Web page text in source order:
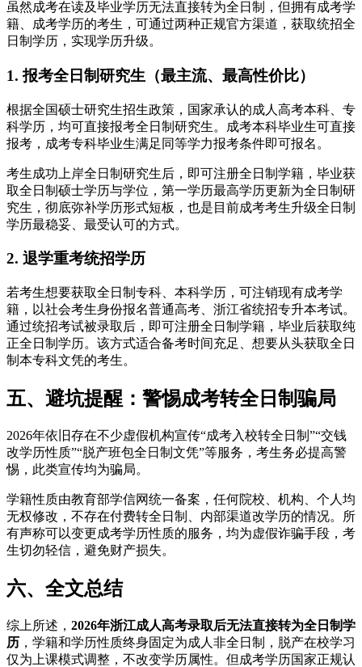
虽然成考在读及毕业学历无法直接转为全日制，但拥有成考学
籍、成考学历的考生，可通过两种正规官方渠道，获取统招全
日制学历，实现学历升级。
1. 报考全日制研究生（最主流、最高性价比）
根据全国硕士研究生招生政策，国家承认的成人高考本科、专
科学历，均可直接报考全日制研究生。成考本科毕业生可直接
报考，成考专科毕业生满足同等学力报考条件即可报名。
考生成功上岸全日制研究生后，即可注册全日制学籍，毕业获
取全日制硕士学历与学位，第一学历最高学历更新为全日制研
究生，彻底弥补学历形式短板，也是目前成考考生升级全日制
学历最稳妥、最受认可的方式。
2. 退学重考统招学历
若考生想要获取全日制专科、本科学历，可注销现有成考学
籍，以社会考生身份报名普通高考、浙江省统招专升本考试。
通过统招考试被录取后，即可注册全日制学籍，毕业后获取纯
正全日制学历。该方式适合备考时间充足、想要从头获取全日
制本专科文凭的考生。
五、避坑提醒：警惕成考转全日制骗局
2026年依旧存在不少虚假机构宣传“成考入校转全日制”“交钱
改学历性质”“脱产班包全日制文凭”等服务，考生务必提高警
惕，此类宣传均为骗局。
学籍性质由教育部学信网统一备案，任何院校、机构、个人均
无权修改，不存在付费转全日制、内部渠道改学历的情况。所
有声称可以变更成考学历性质的服务，均为虚假诈骗手段，考
生切勿轻信，避免财产损失。
六、全文总结
综上所述， 2026年浙江成人高考录取后无法直接转为全日制学
历 ，学籍和学历性质终身固定为成人非全日制，脱产在校学习
仅为上课模式调整，不改变学历属性。但成考学历国家正规认